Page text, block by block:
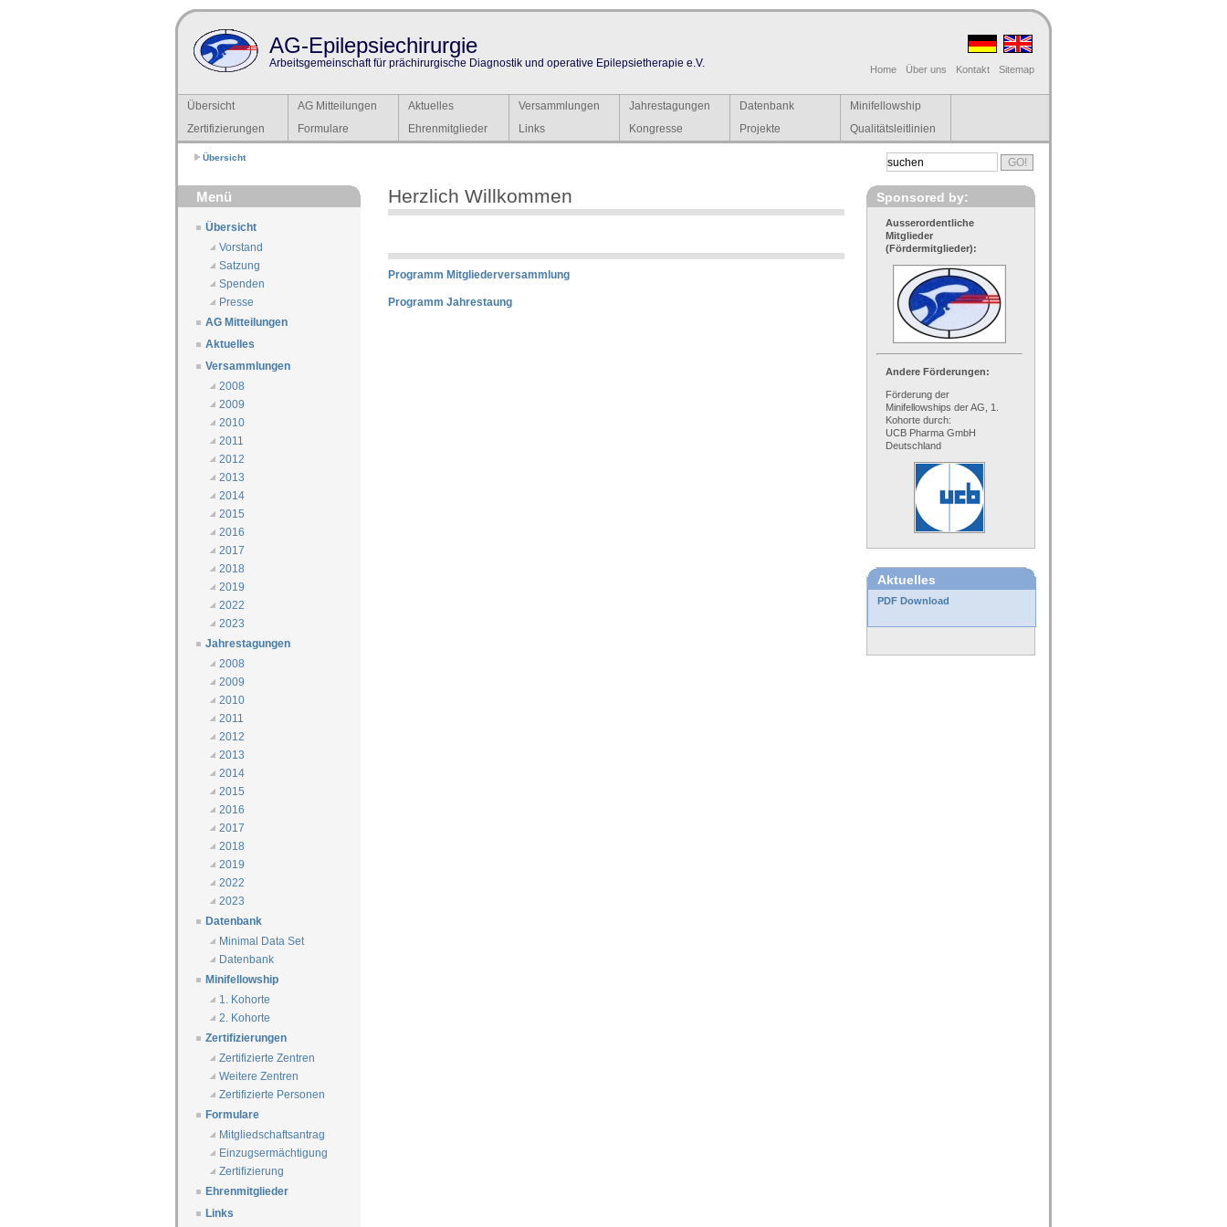
AG-Epilepsiechirurgie
Arbeitsgemeinschaft für prächirurgische Diagnostik und operative Epilepsietherapie e.V. Home Über uns Kontakt Sitemap
Übersicht AG Mitteilungen Aktuelles Versammlungen Jahrestagungen Datenbank
Minifellowship
Zertifizierungen
Formulare Ehrenmitglieder Links Kongresse Projekte Qualitätsleitlinien
Übersicht
Menü
Übersicht
Vorstand
Satzung
Spenden
Presse
AG Mitteilungen
Aktuelles
Versammlungen
2008
2009
2010
2011
2012
2013
2014
2015
2016
2017
2018
2019
2022
2023
Jahrestagungen
2008
2009
2010
2011
2012
2013
2014
2015
2016
2017
2018
2019
2022
2023
Datenbank
Minimal Data Set
Datenbank
Minifellowship
1. Kohorte
2. Kohorte
Zertifizierungen
Zertifizierte Zentren
Weitere Zentren
Zertifizierte Personen
Formulare
Mitgliedschaftsantrag
Einzugsermächtigung
Zertifizierung
Ehrenmitglieder
Links
Herzlich Willkommen
Programm Mitgliederversammlung
Programm Jahrestaung
Sponsored by:
Ausserordentliche
Mitglieder
(Fördermitglieder):
Andere Förderungen:
Förderung der
Minifellowships der AG, 1.
Kohorte durch:
UCB Pharma GmbH
Deutschland
Aktuelles
PDF Download